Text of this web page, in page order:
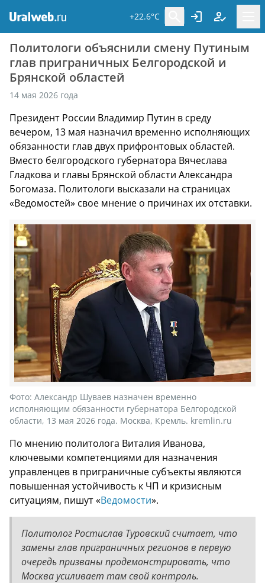
+22.6°C
Политологи объяснили смену Путиным
глав приграничных Белгородской и
Брянской областей
14 мая 2026 года
Президент России Владимир Путин в среду
вечером, 13 мая назначил временно исполняющих
обязанности глав двух прифронтовых областей.
Вместо белгородского губернатора Вячеслава
Гладкова и главы Брянской области Александра
Богомаза. Политологи высказали на страницах
«Ведомостей» свое мнение о причинах их отставки.
Фото: Александр Шуваев назначен временно
исполняющим обязанности губернатора Белгородской
области, 13 мая 2026 года. Москва, Кремль. kremlin.ru
По мнению политолога Виталия Иванова,
ключевыми компетенциями для назначения
управленцев в приграничные субъекты являются
повышенная устойчивость к ЧП и кризисным
ситуациям, пишут «Ведомости».
Политолог Ростислав Туровский считает, что
замены глав приграничных регионов в первую
очередь призваны продемонстрировать, что
Москва усиливает там свой контроль.